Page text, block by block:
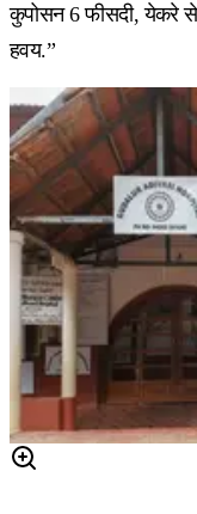
कुपोसन 6 फीसदी, येकरे
हवय.”